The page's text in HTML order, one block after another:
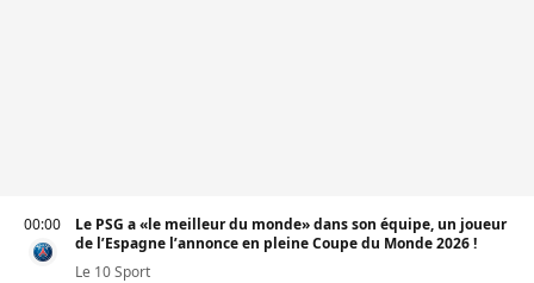
00:00
Le PSG a «le meilleur du monde» dans son équipe, un joueur
de l’Espagne l’annonce en pleine Coupe du Monde 2026 !
Le 10 Sport